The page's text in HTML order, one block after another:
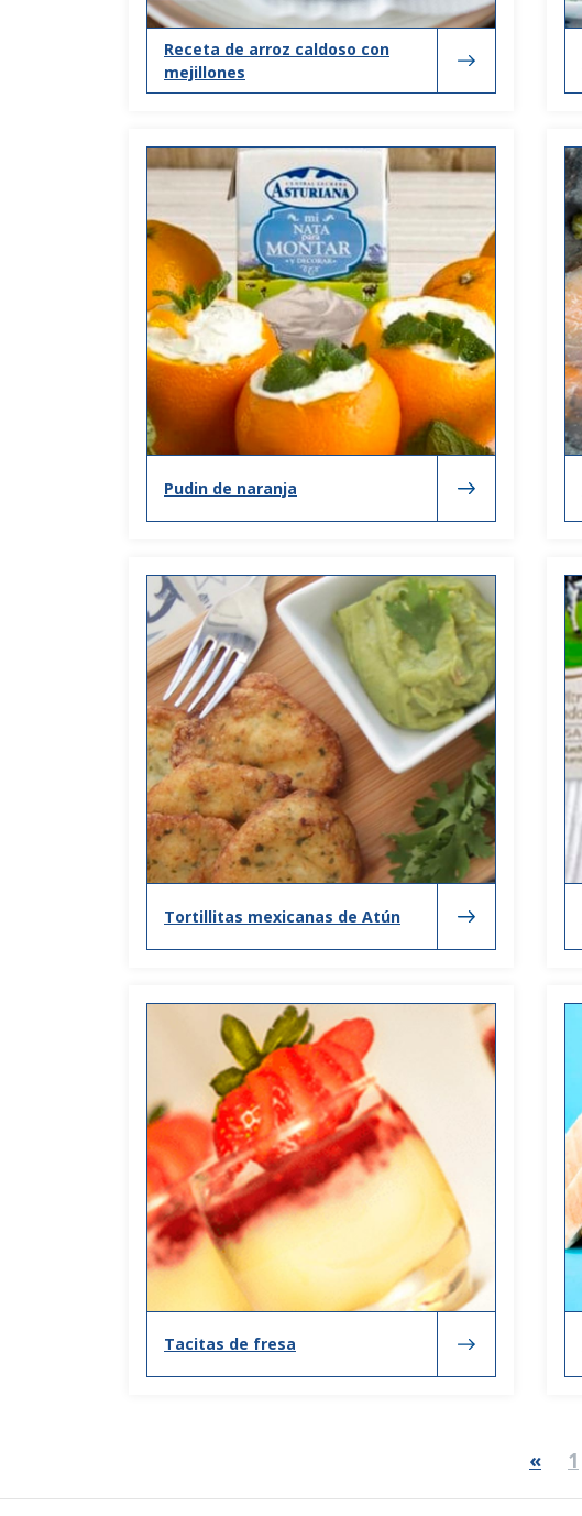
Receta de arroz caldoso con
mejillones
Pudin de naranja
Tortillitas mexicanas de Atún
Tacitas de fresa
« 1